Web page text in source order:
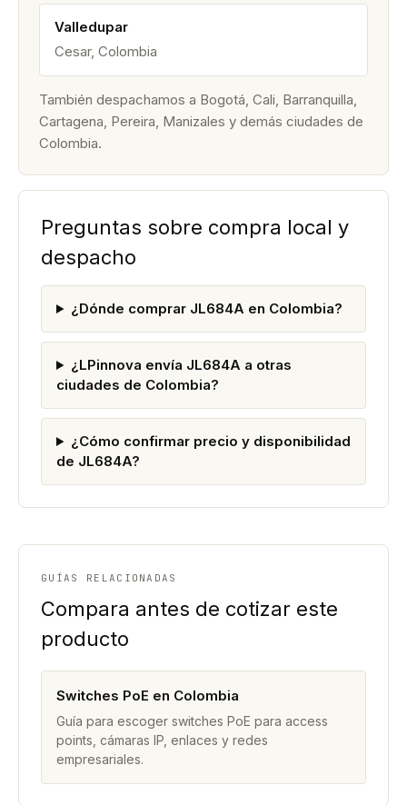
Valledupar
Cesar, Colombia
También despachamos a Bogotá, Cali, Barranquilla,
Cartagena, Pereira, Manizales y demás ciudades de
Colombia.
Preguntas sobre compra local y
despacho
¿Dónde comprar JL684A en Colombia?
¿LPinnova envía JL684A a otras
ciudades de Colombia?
¿Cómo confirmar precio y disponibilidad
de JL684A?
GUÍAS RELACIONADAS
Compara antes de cotizar este
producto
Switches PoE en Colombia
Guía para escoger switches PoE para access
points, cámaras IP, enlaces y redes
empresariales.